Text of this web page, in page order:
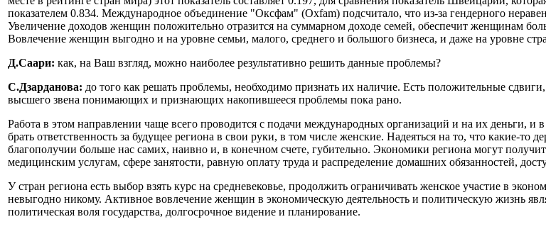
показателем 0.834. Международное объединение "Оксфам" (Oxfam) подсчитало, что из-за гендерного
Увеличение доходов женщин положительно отразится на суммарном доходе семей, обеспечит женщинам
Вовлечение женщин выгодно и на уровне семьи, малого, среднего и большого бизнеса, и даже на уровне
Д.Саари: как, на Ваш взгляд, можно наиболее результативно решить данные проблемы?
С.Дзарданова: до того как решать проблемы, необходимо признать их наличие. Есть положительные
высшего звена понимающих и признающих накопившееся проблемы пока рано.
Работа в этом направлении чаще всего проводится с подачи международных организаций и на их деньги,
брать ответственность за будущее региона в свои руки, в том числе женские. Надеяться на то, что какие-
благополучии больше нас самих, наивно и, в конечном счете, губительно. Экономики региона могут
медицинским услугам, сфере занятости, равную оплату труда и распределение домашних обязанностей,
У стран региона есть выбор взять курс на средневековье, продолжить ограничивать женское участие в
невыгодно никому. Активное вовлечение женщин в экономическую деятельность и политическую жизнь
политическая воля государства, долгосрочное видение и планирование.